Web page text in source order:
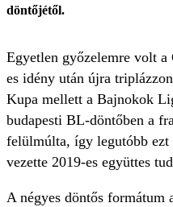
döntőjétől.
Egyetlen győzelemre volt
es idény után újra
Kupa mellett a Bajnokok
budapesti BL-döntőben a
felülmúlta, így legutóbb
vezette 2019-es együttes
A négyes döntős formátum